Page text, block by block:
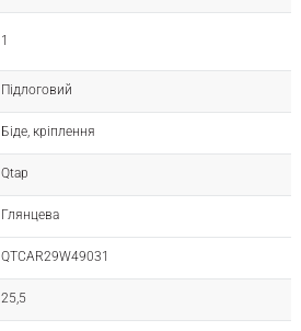
1
Підлоговий
Біде, кріплення
Qtap
Глянцева
QTCAR29W49031
25,5